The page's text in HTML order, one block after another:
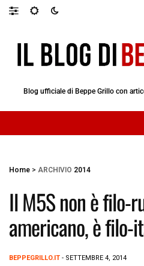
Blog ufficiale di Beppe Grillo con
Home > ARCHIVIO 2014
Il M5S non è filo-
americano, è filo-
BEPPEGRILLO.IT - SETTEMBRE 4, 2014